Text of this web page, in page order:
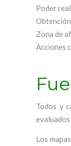
Poder
Zona de
Acciones
Todos y
Los